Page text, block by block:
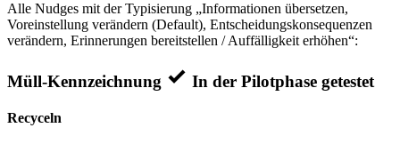
Alle Nudges mit der Typisierung „Informationen übersetzen,
Voreinstellung verändern (Default), Entscheidungskonsequenzen
verändern, Erinnerungen bereitstellen / Auffälligkeit erhöhen“:
Müll-Kennzeichnung In der Pilotphase getestet
Recyceln